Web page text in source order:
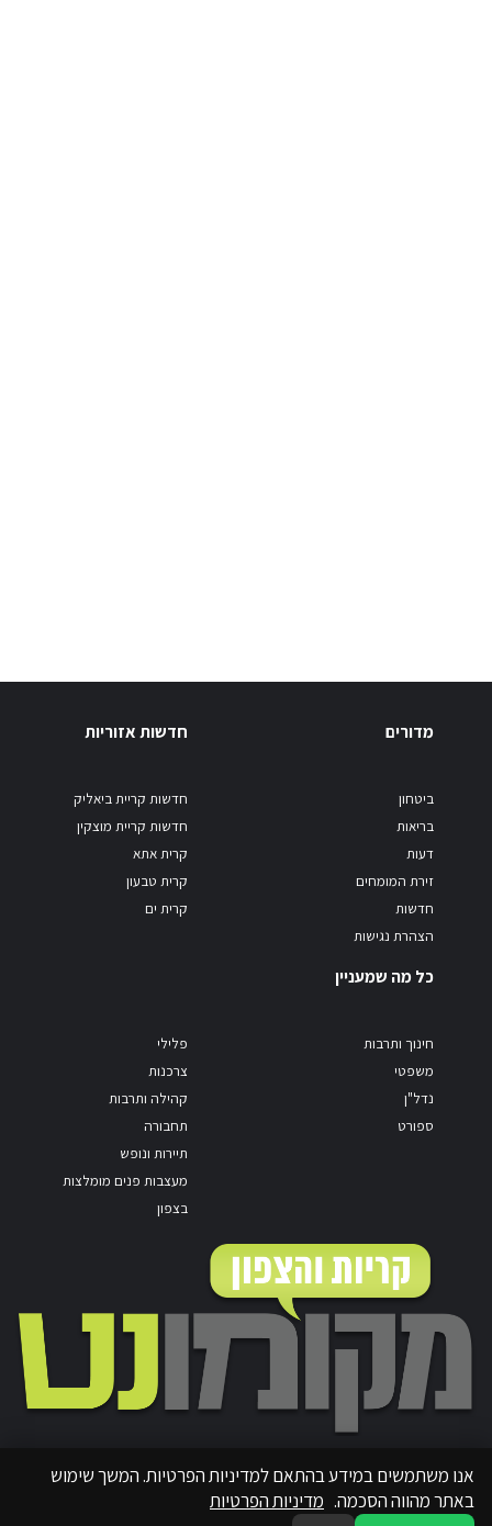
מדורים
ביטחון
בריאות
דעות
זירת המומחים
חדשות
הצהרת נגישות
חדשות אזוריות
חדשות קריית ביאליק
חדשות קריית מוצקין
קרית אתא
קרית טבעון
קרית ים
כל מה שמעניין
חינוך ותרבות
משפטי
נדל"ן
ספורט
פלילי
צרכנות
קהילה ותרבות
תחבורה
תיירות ונופש
מעצבות פנים מומלצות
בצפון
אנו משתמשים במידע בהתאם למדיניות הפרטיות. המשך שימוש
באתר מהווה הסכמה. מדיניות הפרטיות